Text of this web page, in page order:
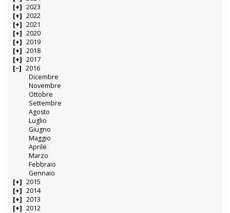
2023
2022
2021
2020
2019
2018
2017
2016
Dicembre
Novembre
Ottobre
Settembre
Agosto
Luglio
Giugno
Maggio
Aprile
Marzo
Febbraio
Gennaio
2015
2014
2013
2012